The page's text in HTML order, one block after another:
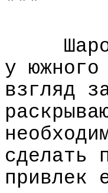
у
взгляд
сделать
привлек